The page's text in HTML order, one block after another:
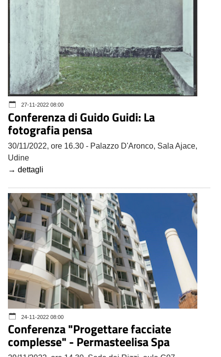
27-11-2022 08:00
Conferenza di Guido Guidi: La
fotografia pensa
30/11/2022, ore 16.30 - Palazzo D'Aronco, Sala Ajace,
Udine
→ dettagli
24-11-2022 08:00
Conferenza "Progettare facciate
complesse" - Permasteelisa Spa